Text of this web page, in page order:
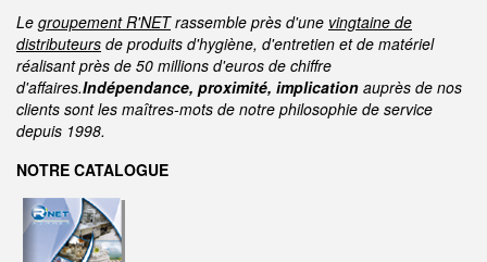
Le groupement R'NETrassemble près d'une vingtaine de
distributeurs de produits d'hygiène, d'entretien et de matériel
réalisant près de 50 millions d'euros de chiffre
d'affaires.Indépendance, proximité, implication auprès de nos
clients sont les maîtres-mots de notre philosophie de service
depuis 1998.
NOTRE CATALOGUE